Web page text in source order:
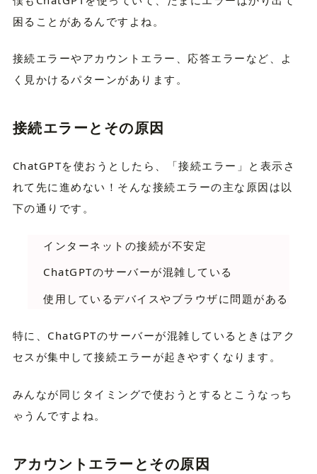
困ることがあるんですよね。
接続エラーやアカウントエラー、応答エラーなど、よ
く見かけるパターンがあります。
接続エラーとその原因
ChatGPTを使おうとしたら、「接続エラー」と表示さ
れて先に進めない！そんな接続エラーの主な原因は以
下の通りです。
インターネットの接続が不安定
ChatGPTのサーバーが混雑している
使用しているデバイスやブラウザに問題がある
特に、ChatGPTのサーバーが混雑しているときはアク
セスが集中して接続エラーが起きやすくなります。
みんなが同じタイミングで使おうとするとこうなっち
ゃうんですよね。
アカウントエラーとその原因